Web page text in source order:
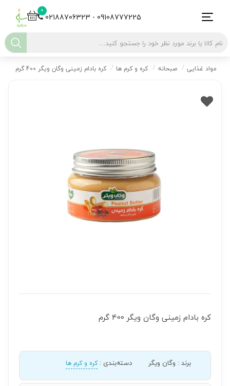
0
02188706323 - 09108777225
مواد غذایی صبحانه کره و کرم ها کره بادام زمینی وگان ویگر 400 گرم
کره بادام زمینی وگان ویگر 400 گرم
برند: وگان ویگر دسته‌بندی :کره و کرم ها